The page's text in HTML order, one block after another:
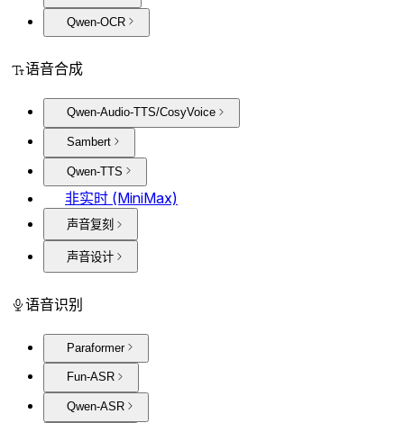
Qwen-OCR
语音合成
Qwen-Audio-TTS/CosyVoice
Sambert
Qwen-TTS
非实时 (MiniMax)
声音复刻
声音设计
语音识别
Paraformer
Fun-ASR
Qwen-ASR